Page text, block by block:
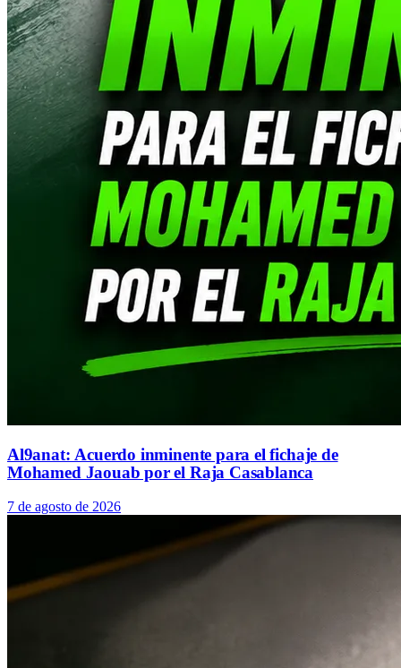
Al9anat: Acuerdo inminente para el fichaje de
Mohamed Jaouab por el Raja Casablanca
7 de agosto de 2026